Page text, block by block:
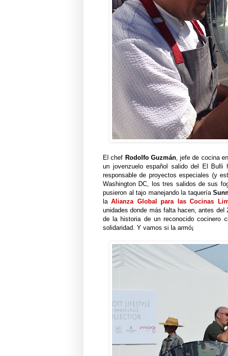
El chef Rodolfo Guzmán, jefe de cocina
un jovenzuelo español salido del El
responsable de proyectos especiales (y
Washington DC, los tres salidos de sus
pusieron al tajo manejando la taquería
laAlianza Global para las Cocinas
unidades donde más falta hacen, antes
de la historia de un reconocido cocinero
solidaridad. Y vamos si la armó¡